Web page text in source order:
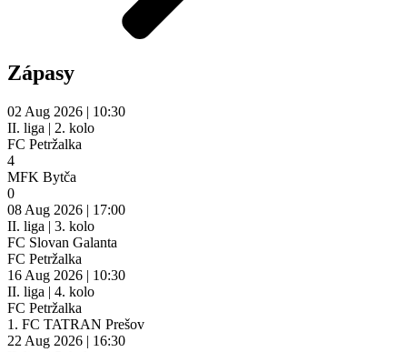
Zápasy
02 Aug 2026 | 10:30
II. liga | 2. kolo
FC Petržalka
4
MFK Bytča
0
08 Aug 2026 | 17:00
II. liga | 3. kolo
FC Slovan Galanta
FC Petržalka
16 Aug 2026 | 10:30
II. liga | 4. kolo
FC Petržalka
1. FC TATRAN Prešov
22 Aug 2026 | 16:30